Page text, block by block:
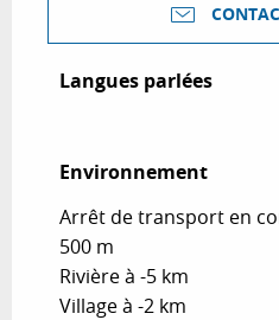
Langues parlées
Langues parlées
Environnement
Environnement
Arrêt de transport en
500 m
Rivière à -5 km
Village à -2 km